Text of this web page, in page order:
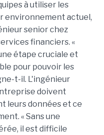
à utiliser les
environnement actuel,
senior chez
financiers. «
étape cruciale et
pour pouvoir les
t-il. L'ingénieur
doivent
leurs données et ce
« Sans une
il est difficile